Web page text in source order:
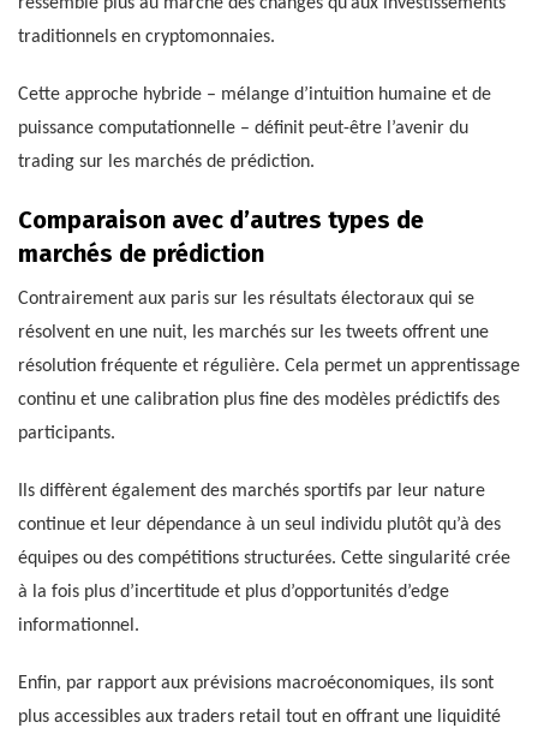
traditionnels en cryptomonnaies.
Cette approche hybride – mélange d’intuition humaine et de
puissance computationnelle – définit peut-être l’avenir du
trading sur les marchés de prédiction.
Comparaison avec d’autres types de
marchés de prédiction
Contrairement aux paris sur les résultats électoraux qui se
résolvent en une nuit, les marchés sur les tweets offrent une
résolution fréquente et régulière. Cela permet un apprentissage
continu et une calibration plus fine des modèles prédictifs des
participants.
Ils diffèrent également des marchés sportifs par leur nature
continue et leur dépendance à un seul individu plutôt qu’à des
équipes ou des compétitions structurées. Cette singularité crée
à la fois plus d’incertitude et plus d’opportunités d’edge
informationnel.
Enfin, par rapport aux prévisions macroéconomiques, ils sont
plus accessibles aux traders retail tout en offrant une liquidité